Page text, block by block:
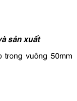
sản xuất
vuông 50mm